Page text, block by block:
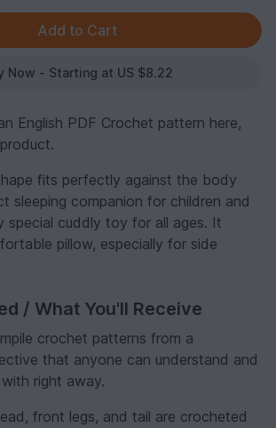
Now - Starting at US $8.22
English PDF Crochet pattern here,
fits perfectly against the body
sleeping companion for children and
special cuddly toy for all ages. It
pillow, especially for side
/ What You'll Receive
crochet patterns from a
that anyone can understand and
right away.
front legs, and tail are crocheted